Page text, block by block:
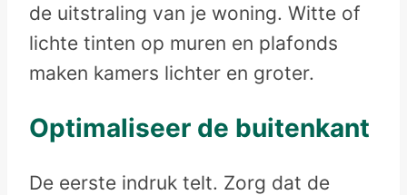
de uitstraling van je woning. Witte of
lichte tinten op muren en plafonds
maken kamers lichter en groter.
Optimaliseer de buitenkant
De eerste indruk telt. Zorg dat de